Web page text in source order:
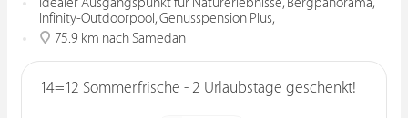
Idealer Ausgangspunkt für Naturerlebnisse, Bergpanorama,
Infinity-Outdoorpool, Genusspension Plus,
75.9 km nach Samedan
14=12 Sommerfrische - 2 Urlaubstage geschenkt!